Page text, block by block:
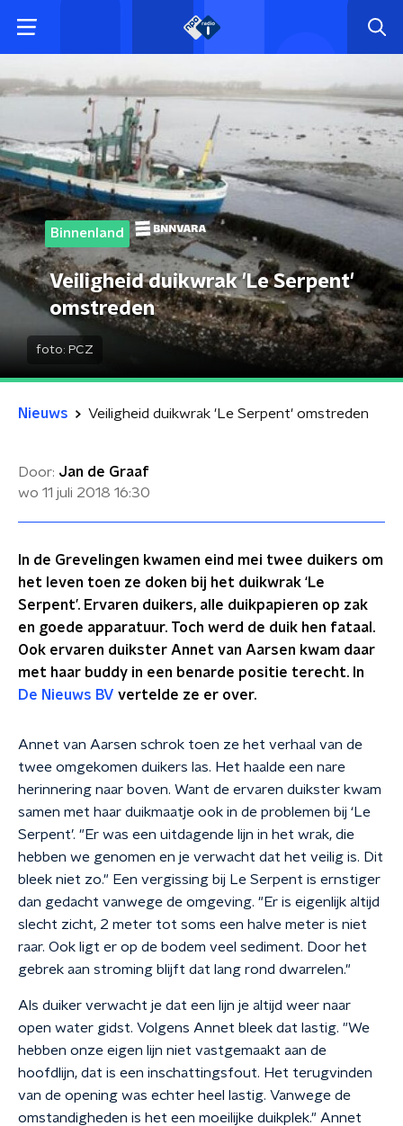
Binnenland
Veiligheid duikwrak 'Le Serpent'
omstreden
foto: PCZ
Nieuws Veiligheid duikwrak 'Le Serpent' omstreden
Door: Jan de Graaf
wo 11 juli 2018 16:30
In de Grevelingen kwamen eind mei twee duikers om
het leven toen ze doken bij het duikwrak ‘Le
Serpent’. Ervaren duikers, alle duikpapieren op zak
en goede apparatuur. Toch werd de duik hen fataal.
Ook ervaren duikster Annet van Aarsen kwam daar
met haar buddy in een benarde positie terecht. In
De Nieuws BV vertelde ze er over.
Annet van Aarsen schrok toen ze het verhaal van de
twee omgekomen duikers las. Het haalde een nare
herinnering naar boven. Want de ervaren duikster kwam
samen met haar duikmaatje ook in de problemen bij ‘Le
Serpent’. "Er was een uitdagende lijn in het wrak, die
hebben we genomen en je verwacht dat het veilig is. Dit
bleek niet zo." Een vergissing bij Le Serpent is ernstiger
dan gedacht vanwege de omgeving. "Er is eigenlijk altijd
slecht zicht, 2 meter tot soms een halve meter is niet
raar. Ook ligt er op de bodem veel sediment. Door het
gebrek aan stroming blijft dat lang rond dwarrelen."
Als duiker verwacht je dat een lijn je altijd weer naar
open water gidst. Volgens Annet bleek dat lastig. "We
hebben onze eigen lijn niet vastgemaakt aan de
hoofdlijn, dat is een inschattingsfout. Het terugvinden
van de opening was echter heel lastig. Vanwege de
omstandigheden is het een moeilijke duikplek." Annet